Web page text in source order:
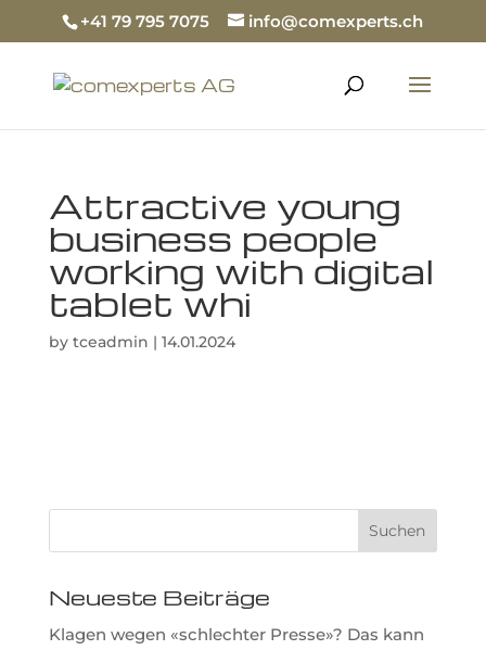
+41 79 795 7075 info@comexperts.ch
Attractive young
business people
working with digital
tablet whi
by tceadmin | 14.01.2024
Neueste Beiträge
Klagen wegen «schlechter Presse»? Das kann